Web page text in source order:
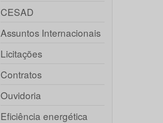
CESAD
Assuntos Internacionais
Licitações
Contratos
Ouvidoria
Eficiência energética